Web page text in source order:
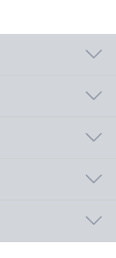
体的には、20代後
ユーザとの直接契
ています。ビジネ
、スマートフォン
円